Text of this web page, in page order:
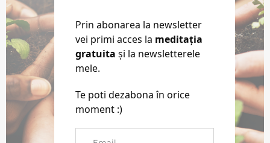
Prin abonarea la newsletter
vei primi acces la meditația
gratuita și la newsletterele
mele.
Te poti dezabona în orice
moment :)